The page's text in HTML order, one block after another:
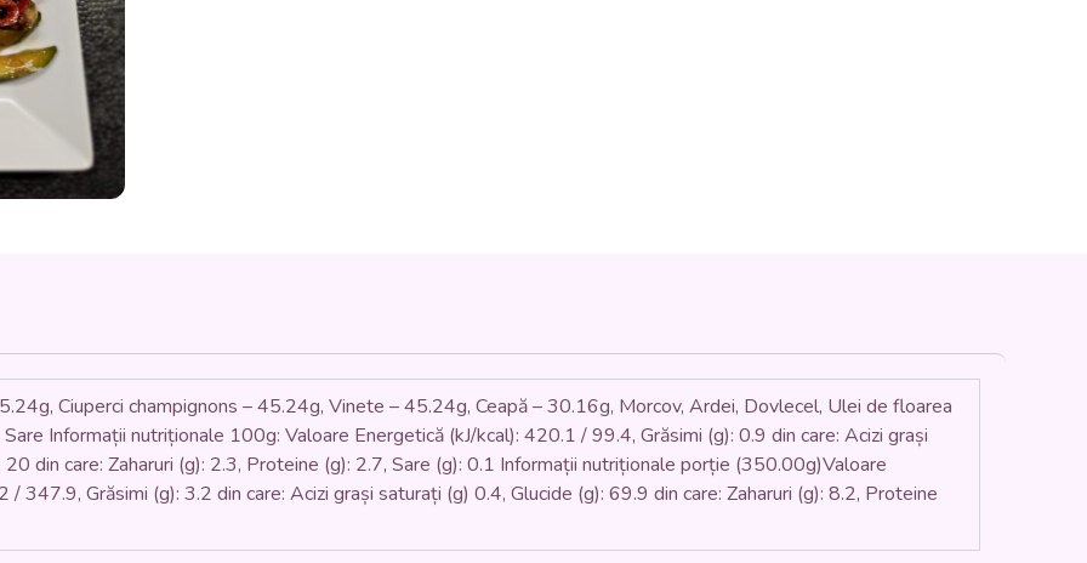
DE
POST
(zucchini,
vinete,
rosii,
Ciuperci champignons – 45.24g, Vinete – 45.24g, Ceapă – 30.16g, Morcov, Ardei, Dovlecel, Ulei de floarea
Informații nutriționale 100g: Valoare Energetică (kJ/kcal): 420.1 / 99.4, Grăsimi (g): 0.9 din care: Acizi grași
din care: Zaharuri (g): 2.3, Proteine (g): 2.7, Sare (g): 0.1 Informații nutriționale porție (350.00g)Valoare
/ 347.9, Grăsimi (g): 3.2 din care: Acizi grași saturați (g) 0.4, Glucide (g): 69.9 din care: Zaharuri (g): 8.2, Proteine